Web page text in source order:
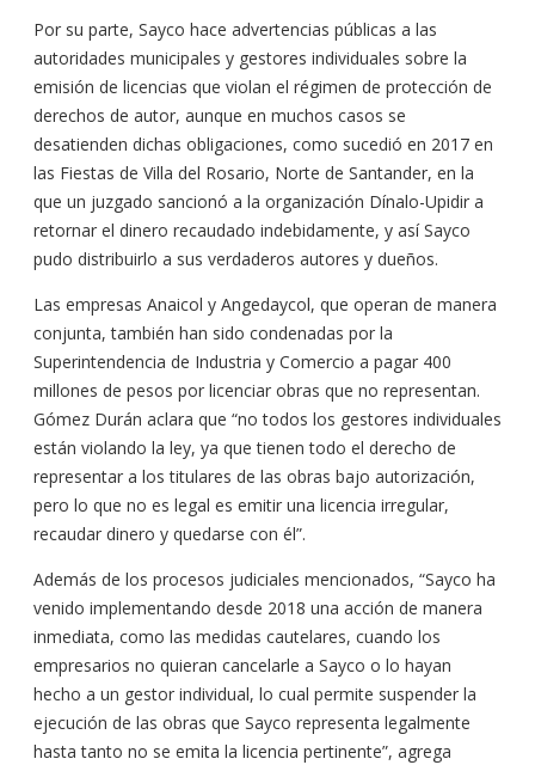
Por su parte, Sayco hace advertencias públicas a las
autoridades municipales y gestores individuales sobre la
emisión de licencias que violan el régimen de protección de
derechos de autor, aunque en muchos casos se
desatienden dichas obligaciones, como sucedió en 2017 en
las Fiestas de Villa del Rosario, Norte de Santander, en la
que un juzgado sancionó a la organización Dínalo-Upidir a
retornar el dinero recaudado indebidamente, y así Sayco
pudo distribuirlo a sus verdaderos autores y dueños.
Las empresas Anaicol y Angedaycol, que operan de manera
conjunta, también han sido condenadas por la
Superintendencia de Industria y Comercio a pagar 400
millones de pesos por licenciar obras que no representan.
Gómez Durán aclara que “no todos los gestores individuales
están violando la ley, ya que tienen todo el derecho de
representar a los titulares de las obras bajo autorización,
pero lo que no es legal es emitir una licencia irregular,
recaudar dinero y quedarse con él”.
Además de los procesos judiciales mencionados, “Sayco ha
venido implementando desde 2018 una acción de manera
inmediata, como las medidas cautelares, cuando los
empresarios no quieran cancelarle a Sayco o lo hayan
hecho a un gestor individual, lo cual permite suspender la
ejecución de las obras que Sayco representa legalmente
hasta tanto no se emita la licencia pertinente”, agrega